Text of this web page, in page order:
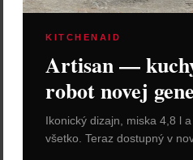
KITCHENAID
Artisan —
robot novej
Ikonický dizajn, miska 4,8 l
všetko. Teraz dostupný v